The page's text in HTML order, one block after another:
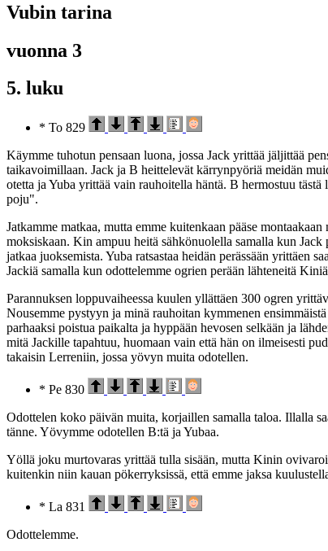
Vubin tarina
vuonna 3
5. luku
* To 829
Käymme tuhotun pensaan luona, jossa Jack yrittää jäljittää
taikavoimillaan. Jack ja B heittelevät kärrynpyöriä meidän
otetta ja Yuba yrittää vain rauhoitella häntä. B hermostuu
poju".
Jatkamme matkaa, mutta emme kuitenkaan pääse
moksiskaan. Kin ampuu heitä sähkönuolella samalla kun
jatkaa juoksemista. Yuba ratsastaa heidän perässään yrittäen
Jackiä samalla kun odottelemme ogrien perään lähteneitä
Parannuksen loppuvaiheessa kuulen yllättäen 300 ogren
Nousemme pystyyn ja minä rauhoitan kymmenen
parhaaksi poistua paikalta ja hyppään hevosen selkään ja
mitä Jackille tapahtuu, huomaan vain että hän on ilmeisesti
takaisin Lerreniin, jossa yövyn muita odotellen.
* Pe 830
Odottelen koko päivän muita, korjaillen samalla taloa. Illalla
tänne. Yövymme odotellen B:tä ja Yubaa.
Yöllä joku murtovaras yrittää tulla sisään, mutta Kinin
kuitenkin niin kauan pökerryksissä, että emme jaksa
* La 831
Odottelemme.